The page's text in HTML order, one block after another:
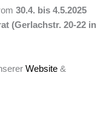
30.4. bis 4.5.2025
(Gerlachstr. 20-22 in
Website &